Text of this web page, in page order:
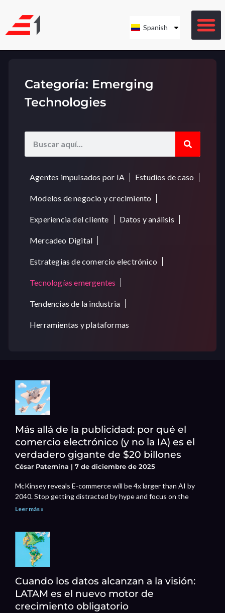
Spanish
Categoría: Emerging
Technologies
Agentes impulsados por IA Estudios de caso
Modelos de negocio y crecimiento
Experiencia del cliente Datos y análisis
Mercadeo Digital
Estrategias de comercio electrónico
Tecnologías emergentes
Tendencias de la industria
Herramientas y plataformas
Más allá de la publicidad: por qué el
comercio electrónico (y no la IA) es el
verdadero gigante de $20 billones
César Paternina 7 de diciembre de 2025
McKinsey reveals E-commerce will be 4x larger than AI by
2040. Stop getting distracted by hype and focus on the
Leer más »
Cuando los datos alcanzan a la visión:
LATAM es el nuevo motor de
crecimiento obligatorio